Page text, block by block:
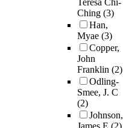
Teresa Chi-
Ching (3)
Han,
Myae (3)
Copper,
John
Franklin (2)
Odling-
Smee, J. C
(2)
Johnson,